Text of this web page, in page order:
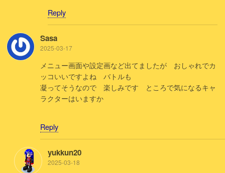
Reply
Sasa
2025-03-17
メニュー画面や設定画など出てましたが おしゃれでカ
ッコいいですよね バトルも
凝ってそうなので 楽しみです ところで気になるキャ
ラクターはいますか
Reply
yukkun20
2025-03-18